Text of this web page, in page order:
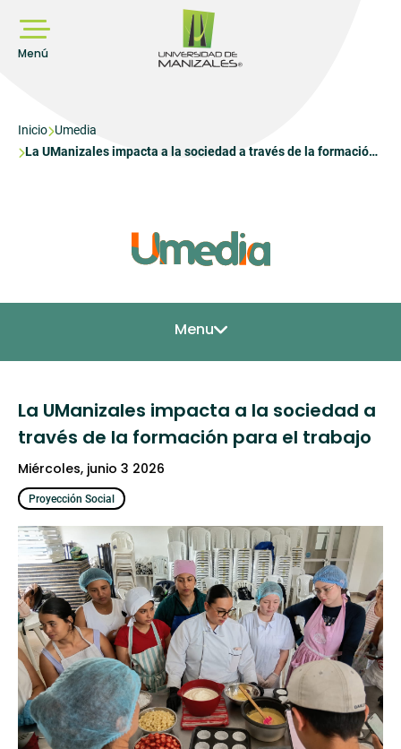
contenido
principal
Menú
Sobrescribir
enlaces
Inicio Umedia
La UManizales impacta a la sociedad a través de la formación
Menu
La UManizales impacta a la sociedad a
través de la formación para el trabajo
miércoles, junio 3 2026
Proyección Social